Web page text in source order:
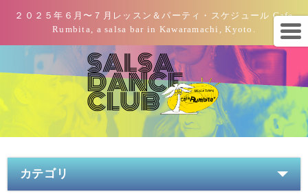
２０２５年６月〜７月レッスン＆パーティ・スケジュール Cafe
Rumbita, a salsa bar in Kawaramachi, Kyoto.
カテゴリ